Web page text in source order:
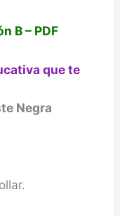
B – PDF
que te
Negra